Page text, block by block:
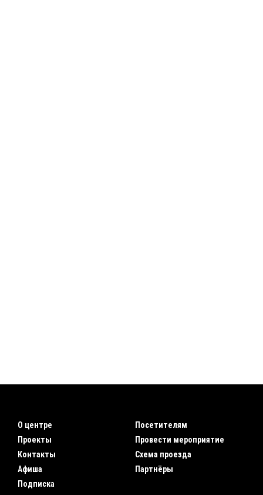
О центре
Проекты
Контакты
Афиша
Подписка
Посетителям
Провести мероприятие
Схема проезда
Партнёры